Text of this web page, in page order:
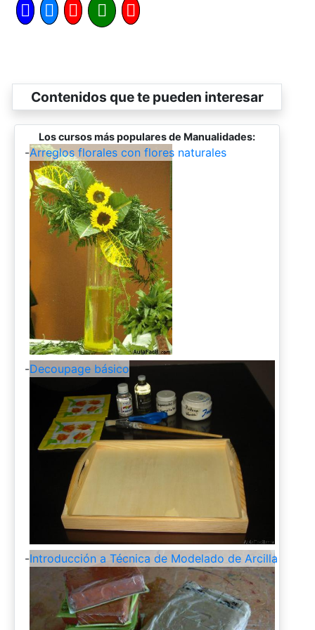
Contenidos que te pueden interesar
Los cursos más populares de Manualidades:
-Arreglos florales con flores naturales
-Decoupage básico
-Introducción a Técnica de Modelado de Arcilla